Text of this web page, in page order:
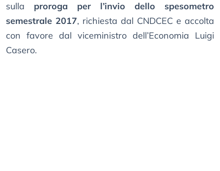
sulla proroga per l’invio dello spesometro
semestrale 2017, richiesta dal CNDCEC e accolta
con favore dal viceministro dell’Economia Luigi
Casero.